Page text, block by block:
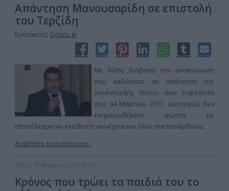
Απάντηση Μανουσαρίδη σε επιστολή
του Τερζίδη
Συντάκτης: Eidisis.gr
Με λύπη διάβασα την ανακοίνωση
που εκδώσατε σε απάντηση της
συνέντευξης τύπου που παρέθεσα
στις 04 Μαρτίου 2013. Δυστυχώς δεν
ενημερωθήκατε σωστά, με
αποτέλεσμα να εκτίθεστε συνέχεια και ίσως ανεπανόρθωτα.
Διαβάστε περισσότερα...
Τρίτη, 19 Μαρτίου 2013 00:34
Κρόνος που τρώει τα παιδιά του το